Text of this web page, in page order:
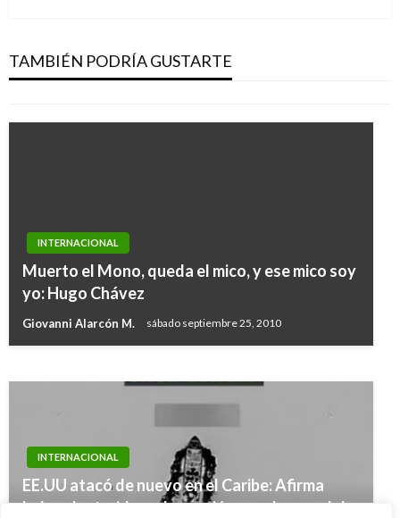
TAMBIÉN PODRÍA GUSTARTE
nivel mundial: OMS
Ariel Cabrera jueves septiembre 1, 2022
INTERNACIONAL
Muerto el Mono, queda el mico, y ese mico soy
yo: Hugo Chávez
Giovanni Alarcón M. sábado septiembre 25, 2010
México tomará acciones jurídicas por muerte
INTERNACIONAL
EE.UU atacó de nuevo en el Caribe: Afirma
haber destruido embarcación con drogas del